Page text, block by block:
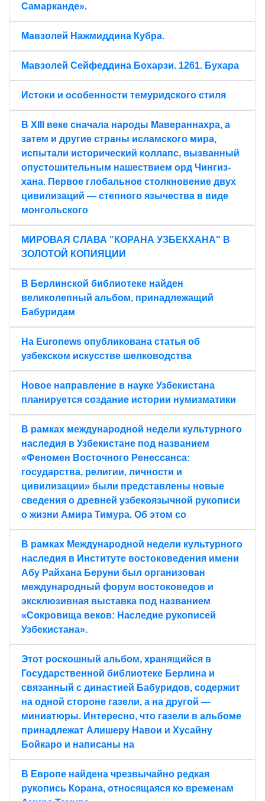
Самарканде».
Мавзолей Нажмиддина Кубра.
Мавзолей Сейфеддина Бохарзи. 1261. Бухара
Истоки и особенности темуридского стиля
В XIII веке сначала народы Мавераннахра, а
затем и другие страны исламского мира,
испытали исторический коллапс, вызванный
опустошительным нашествием орд Чингиз-
хана. Первое глобальное столкновение двух
цивилизаций — степного язычества в виде
монгольского
МИРОВАЯ СЛАВА "КОРАНА УЗБЕКХАНА" В
ЗОЛОТОЙ КОПИЯЦИИ
В Берлинской библиотеке найден
великолепный альбом, принадлежащий
Бабуридам
На Euronews опубликована статья об
узбекском искусстве шелководства
Новое направление в науке Узбекистана
планируется создание истории нумизматики
В рамках международной недели культурного
наследия в Узбекистане под названием
«Феномен Восточного Ренессанса:
государства, религии, личности и
цивилизации» были представлены новые
сведения о древней узбекоязычной рукописи
о жизни Амира Тимура. Об этом со
В рамках Международной недели культурного
наследия в Институте востоковедения имени
Абу Райхана Беруни был организован
международный форум востоковедов и
эксклюзивная выставка под названием
«Сокровища веков: Наследие рукописей
Узбекистана».
Этот роскошный альбом, хранящийся в
Государственной библиотеке Берлина и
связанный с династией Бабуридов, содержит
на одной стороне газели, а на другой —
миниатюры. Интересно, что газели в альбоме
принадлежат Алишеру Навои и Хусайну
Бойкаро и написаны на
В Европе найдена чрезвычайно редкая
рукопись Корана, относящаяся ко временам